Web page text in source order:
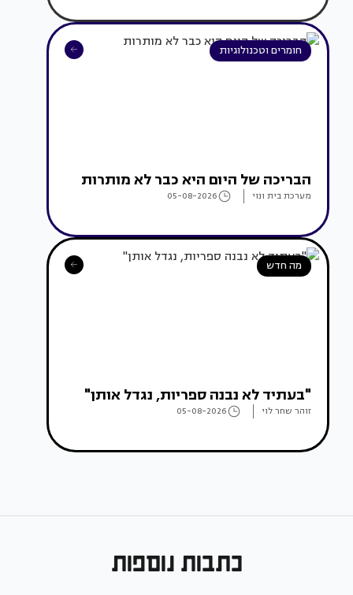
חומרים וטכנולוגיות
הבריכה של היום היא כבר לא מותרות
מערכת בית ונוי 05-08-2026
מה חדש
"בעתיד לא נבנה ספריות, נגדל אותן"
זוהר שחר לוי 05-08-2026
כתבות נוספות